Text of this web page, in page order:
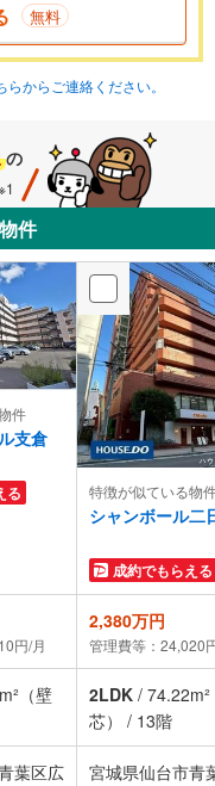
無料
からご連絡ください。
の
件
件
支倉
る 特徴が似ている物
シャンボール二
成約でもらえる
円/月
2,380万円
管理費等：24,020
（壁
2LDK /
芯）
/ 13階
葉区広 宮城県仙台市青